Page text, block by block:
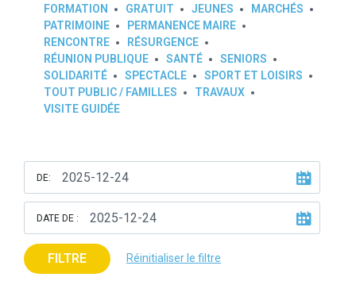
FORMATION
GRATUIT JEUNES
MARCHÉS
PATRIMOINE
PERMANENCE MAIRE
RENCONTRE
RÉSURGENCE
RÉUNION PUBLIQUE
SANTÉ
SENIORS
SOLIDARITÉ
SPECTACLE
SPORT ET LOISIRS
TOUT PUBLIC / FAMILLES
TRAVAUX
VISITE GUIDÉE
DE:
DATE DE :
FILTRE Réinitialiser le filtre